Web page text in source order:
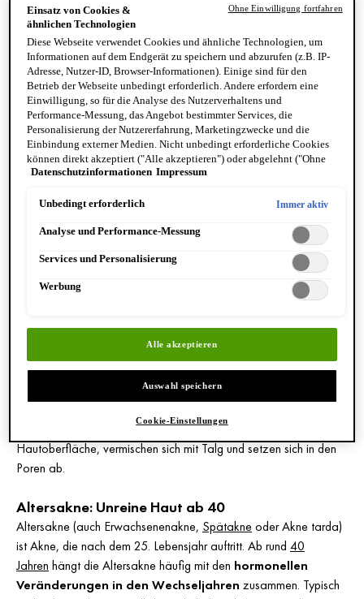
konsequente und gezielte Hautpflege mildern, die bei Bedarf
durch medizinische Behandlungen ergänzt werden kann.
Für deine tägliche Hautpflegeroutine eignen sich
beispielsweise unserNORMADERM Phytosolution Intensives
Reinigungsgelin Kombination mit dem
NORMADERM Probio-BHA Anti-Unreinheiten Serum
NORMADERM Anti-Age.
WECHSELJAHREN AUF?
Östrogenspiegel sinkt und Androgene relativ überwiegen. Dies
regt die Aktivität der Talgdrüsen an: Die Haut produziert mehr
werden begünstigt.
Zusätzlich können Schwankungen des Progesteronspiegels das
hormonelle Gleichgewicht beeinflussen und damit Akne
1
Abgestorbene Hautschüppchen verbleiben länger auf der
Hautoberfläche, vermischen sich mit Talg und setzen sich in den
Poren ab.
Altersakne: Unreine Haut ab 40
Altersakne (auch Erwachsenenakne, Spätakneoder Akne tarda)
ist Akne, die nach dem 25. Lebensjahr auftritt. Ab rund 40
Jahren hängt die Altersakne häufig mit den hormonellen
Veränderungen in den Wechseljahren zusammen. Typisch
Einsatz von Cookies &
ähnlichen Technologien
Diese Webseite verwendet Cookies und ähnliche Technologien, um
Informationen auf dem Endgerät zu speichern und abzurufen (z.B. IP-
Adresse, Nutzer-ID, Browser-Informationen). Einige sind für den
Betrieb der Webseite unbedingt erforderlich. Andere erfordern eine
Einwilligung, so für die Analyse des Nutzerverhaltens und
Performance-Messung, das Angebot bestimmter Services, die
Personalisierung der Nutzererfahrung, Marketingzwecke und die
Einbindung externer Medien. Nicht unbedingt erforderliche Cookies
können direkt akzeptiert ("Alle akzeptieren") oder abgelehnt ("Ohne
Einwilligung fortfahren") werden. Individuelle Anpassungen der
speichern"). Die Auswahl kann jederzeit unter dem Link "Cookie-
Datenschutzinformationen.
Datenschutzinformationen Impressum
Unbedingt erforderlich Immer aktiv
Analyse und Performance-Messung
Services und Personalisierung
Werbung
Alle akzeptieren
Auswahl speichern
Cookie-Einstellungen
Ohne Einwilligung fortfahren